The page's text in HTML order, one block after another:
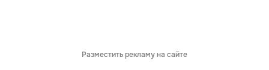
Разместить рекламу на сайте